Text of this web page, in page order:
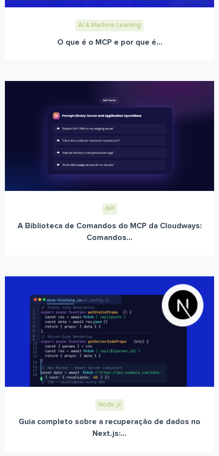
AI & Machine Learning
O que é o MCP e por que é...
API
A Biblioteca de Comandos do MCP da Cloudways:
Comandos...
Node.js
Guia completo sobre a recuperação de dados no
Next.js:...